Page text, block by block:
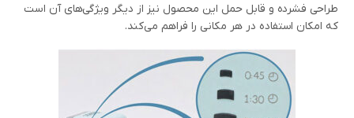
طراحی فشرده و قابل حمل این محصول نیز از دیگر ویژگی‌های آن است
که امکان استفاده در هر مکانی را فراهم می‌کند.